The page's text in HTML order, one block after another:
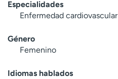
Especialidades
Enfermedad cardiovascular
Género
Femenino
Idiomas hablados